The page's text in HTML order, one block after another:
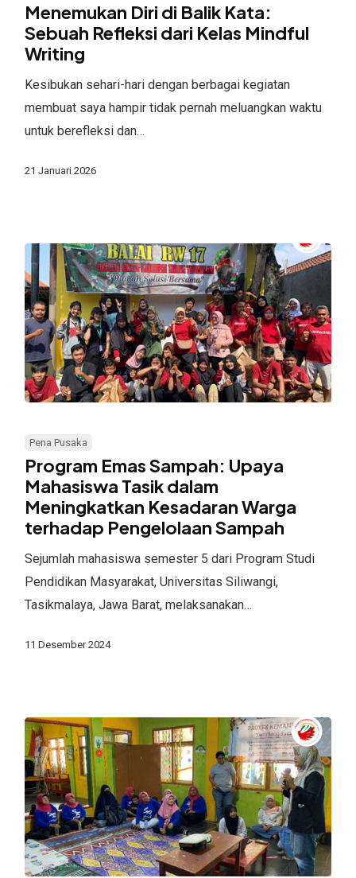
di
Balik
Kata:
Mindful
Menemukan Diri di Balik Kata:
Sebuah Refleksi dari Kelas Mindful
Writing
Kesibukan sehari-hari dengan berbagai kegiatan
membuat saya hampir tidak pernah meluangkan waktu
untuk berefleksi dan…
21 Januari 2026
Emas
Sampah:
Upaya
Mahasiswa
Tasik
dalam
Meningkatkan
Kesadaran
terhadap
Pena Pusaka
Program Emas Sampah: Upaya
Mahasiswa Tasik dalam
Meningkatkan Kesadaran Warga
terhadap Pengelolaan Sampah
Sejumlah mahasiswa semester 5 dari Program Studi
Pendidikan Masyarakat, Universitas Siliwangi,
Tasikmalaya, Jawa Barat, melaksanakan…
11 Desember 2024